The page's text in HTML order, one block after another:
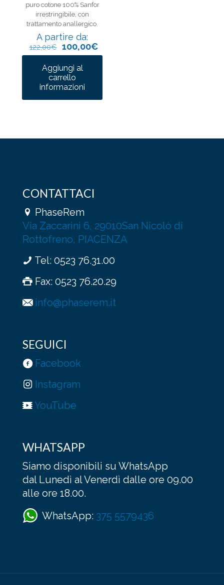
puro cotone 100% Sanfor
irrestringibile, con
trattamento anallergico.
A partire da:
122,00€ 100,00€
Aggiungi al
carrello
informazioni
prodotto
ha
opzioni
del
CONTATTACI
PhaseRem
Via Zaccarini 6, 29010San Nicolò di
Rottofreno, PIACENZA
Tel: 0523 76.31.00
Fax: 0523 76.20.29
info@phaserem.it
SEGUICI
Facebook
Instagram
YouTube
WHATSAPP
Siamo disponibili su WhatsApp
dal Lunedì al Venerdì dalle ore 09.00
alle ore 18.00.
WhatsApp: 375 5579436